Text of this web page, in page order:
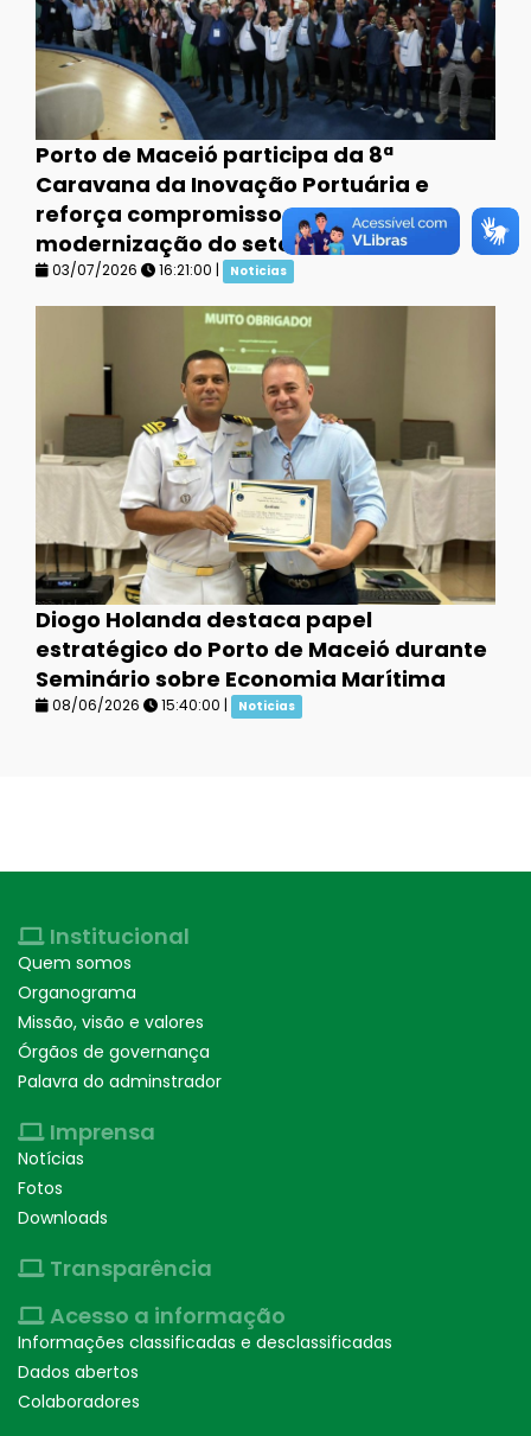
Porto de Maceió participa da 8ª
Caravana da Inovação Portuária e
reforça compromisso com a
modernização do setor
03/07/2026 16:21:00 | Noticias
Diogo Holanda destaca papel
estratégico do Porto de Maceió durante
Seminário sobre Economia Marítima
08/06/2026 15:40:00 | Noticias
Institucional
Quem somos
Organograma
Missão, visão e valores
Órgãos de governança
Palavra do adminstrador
Imprensa
Notícias
Fotos
Downloads
Transparência
Acesso a informação
Informações classificadas e desclassificadas
Dados abertos
Colaboradores